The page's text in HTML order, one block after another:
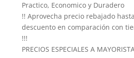
Practico, Economico y Duradero
!! Aprovecha precio rebajado
descuento en comparación con
!!!
PRECIOS ESPECIALES A